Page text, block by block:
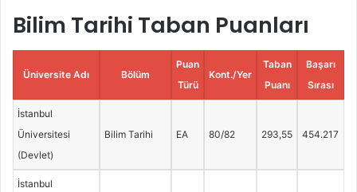
Bilim Tarihi Taban Puanları
Üniversite Adı Bölüm
Puan
Türü
Kont./Yer
Taban
Puanı
Başarı
Sırası
İstanbul
Üniversitesi
(Devlet)
Bilim Tarihi EA 80/82 293,55 454.217
İstanbul